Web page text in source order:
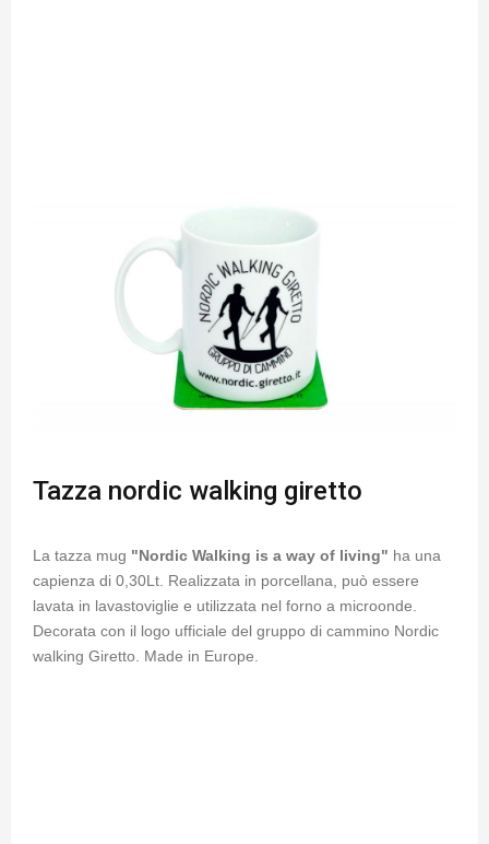
Tazza nordic walking giretto
La tazza mug "Nordic Walking is a way of living" ha una
capienza di 0,30Lt. Realizzata in porcellana, può essere
lavata in lavastoviglie e utilizzata nel forno a microonde.
Decorata con il logo ufficiale del gruppo di cammino Nordic
walking Giretto. Made in Europe.